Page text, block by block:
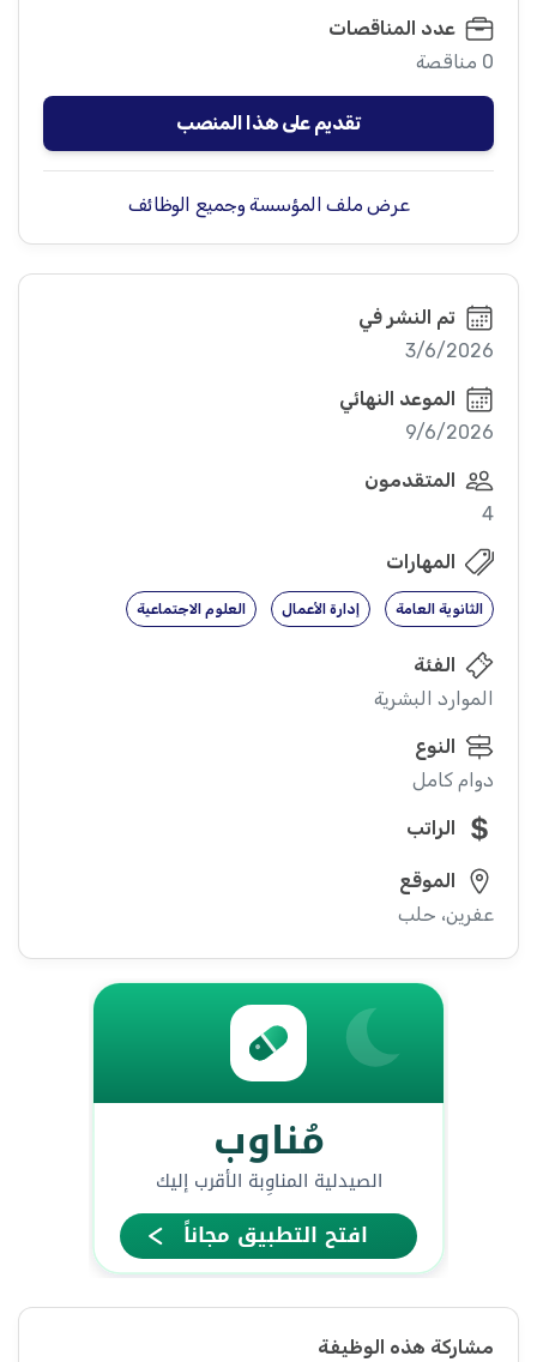
عدد المناقصات
0 مناقصة
تقديم على هذا المنصب
عرض ملف المؤسسة وجميع الوظائف
تم النشر في
3/6/2026
الموعد النهائي
9/6/2026
المتقدمون
4
المهارات
الثانوية العامة إدارة الأعمال العلوم الاجتماعية
الفئة
الموارد البشرية
النوع
دوام كامل
الراتب
الموقع
عفرين، حلب
مشاركة هذه الوظيفة